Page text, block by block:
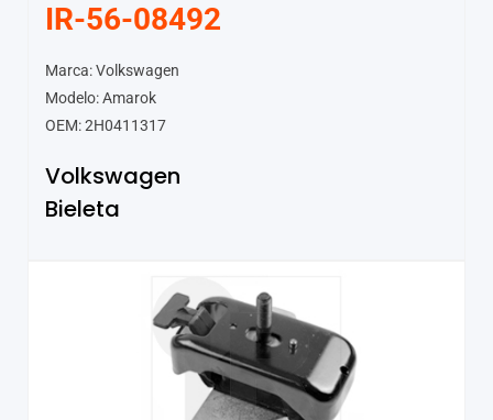
IR-56-08492
Marca: Volkswagen
Modelo: Amarok
OEM: 2H0411317
Volkswagen
Bieleta